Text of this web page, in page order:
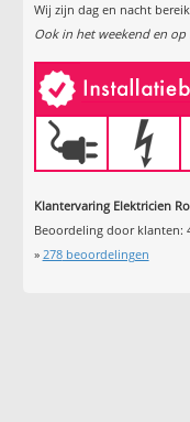
Wij zijn dag en nacht
Ook in het weekend en op
Klantervaring Elektricien
Beoordeling door klanten:
» 278beoordelingen